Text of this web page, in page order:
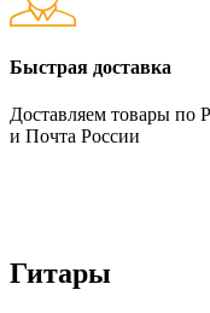
Быстрая доставка
Доставляем товары
и Почта России
Гитары